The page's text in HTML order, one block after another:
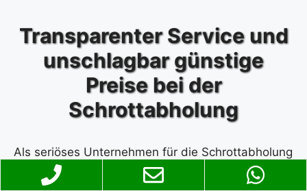
Transparenter Service und
unschlagbar günstige
Preise bei der
Schrottabholung
Als seriöses Unternehmen für die Schrottabholung
listen wir Recyclingpreise. Das schafft
Transparenz. Dies gibt Ihnen eine Vorstellung von